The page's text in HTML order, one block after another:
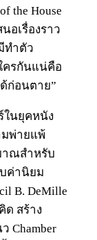
the House
อเรื่องราว
ทำตัว
ครกันแน่คือ
ก่อนตาย”
ในยุคหนัง
มพ่ายแพ้
าณสำหรับ
ค่านิยม
B. DeMille
ด สร้าง
Chamber